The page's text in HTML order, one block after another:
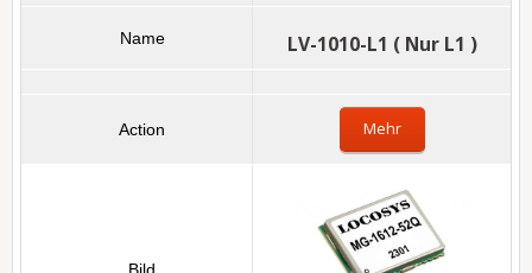
LV-1010-L1 ( Nur L1 )
Mehr